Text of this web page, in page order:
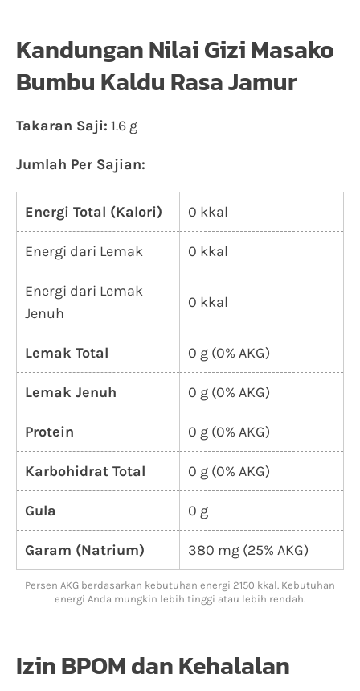
Kandungan Nilai Gizi Masako
Bumbu Kaldu Rasa Jamur
Takaran Saji: 1.6 g
Jumlah Per Sajian:
Energi Total (Kalori) 0 kkal
Energi dari Lemak 0 kkal
Energi dari Lemak
Jenuh
0 kkal
Lemak Total 0 g (0% AKG)
Lemak Jenuh 0 g (0% AKG)
Protein 0 g (0% AKG)
Karbohidrat Total 0 g (0% AKG)
Gula 0 g
Garam (Natrium) 380 mg (25% AKG)
Persen AKG berdasarkan kebutuhan energi 2150 kkal. Kebutuhan
energi Anda mungkin lebih tinggi atau lebih rendah.
Izin BPOM dan Kehalalan